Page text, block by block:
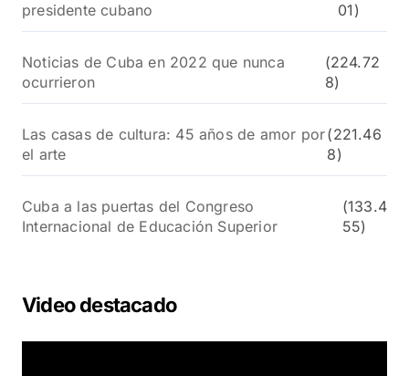
presidente cubano
01)
Noticias de Cuba en 2022 que nunca
ocurrieron
(224.72
8)
Las casas de cultura: 45 años de amor por
el arte
(221.46
8)
Cuba a las puertas del Congreso
Internacional de Educación Superior
(133.4
55)
Video destacado